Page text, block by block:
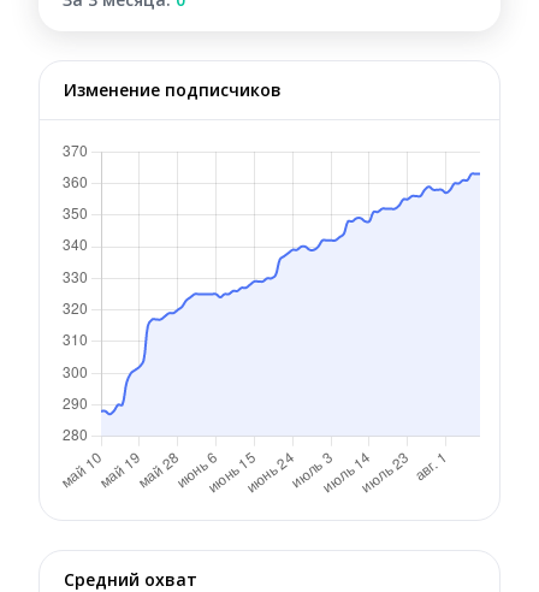
Изменение подписчиков
Средний охват